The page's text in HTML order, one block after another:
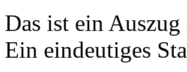
Das ist ein
Ein eindeutiges